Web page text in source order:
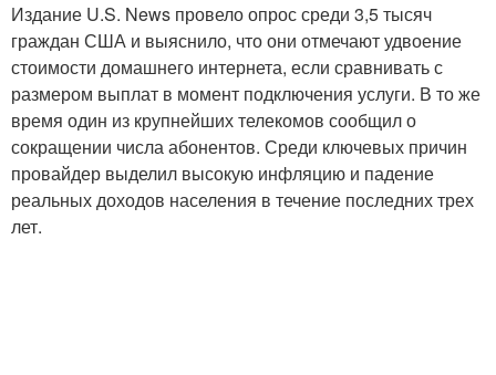
Издание U.S. News провело опрос среди 3,5 тысяч
граждан США и выяснило, что они отмечают удвоение
стоимости домашнего интернета, если сравнивать с
размером выплат в момент подключения услуги. В то же
время один из крупнейших телекомов сообщил о
сокращении числа абонентов. Среди ключевых причин
провайдер выделил высокую инфляцию и падение
реальных доходов населения в течение последних трех
лет.